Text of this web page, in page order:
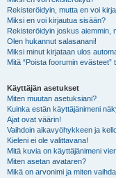
Rekisteröidyin, mutta en voi
Miksi en voi kirjautua sisään?
Rekisteröidyin joskus aiemmin,
Olen hukannut salasanani!
Miksi minut kirjataan ulos
Mitä “Poista foorumin evästeet”
Käyttäjän asetukset
Miten muutan asetuksiani?
Kuinka estän käyttäjänimeni
Ajat ovat väärin!
Vaihdoin aikavyöhykkeen ja
Kieleni ei ole valittavana!
Mitä kuvia on käyttäjänimeni
Miten asetan avataren?
Mikä on arvonimi ja miten